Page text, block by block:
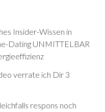
Insider-Wissen in
Dating UNMITTELBAR
verrate ich Dir 3
respons noch